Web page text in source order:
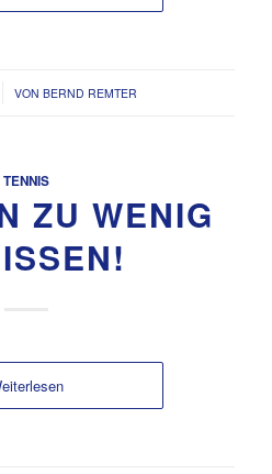
VON BERND REMTER
TENNIS
ZU WENIG